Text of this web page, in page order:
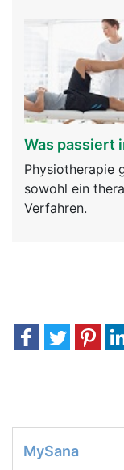
Was passiert
Physiotherapie
sowohl ein
Verfahren.
MySana